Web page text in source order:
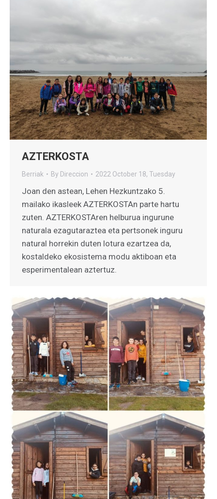
AZTERKOSTA
Berriak By Direccion 2022 October 18, Tuesday
Joan den astean, Lehen Hezkuntzako 5.
mailako ikasleek AZTERKOSTAn parte hartu
zuten. AZTERKOSTAren helburua ingurune
naturala ezagutaraztea eta pertsonek inguru
natural horrekin duten lotura ezartzea da,
kostaldeko ekosistema modu aktiboan eta
esperimentalean aztertuz.